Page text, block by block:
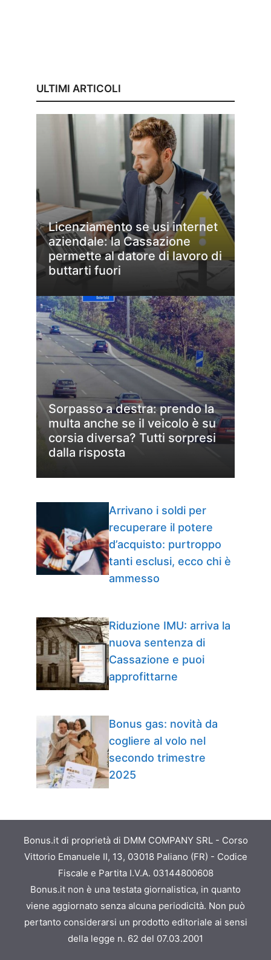
ULTIMI ARTICOLI
Licenziamento se usi internet
aziendale: la Cassazione
permette al datore di lavoro di
buttarti fuori
Sorpasso a destra: prendo la
multa anche se il veicolo è su
corsia diversa? Tutti sorpresi
dalla risposta
Arrivano i soldi per
recuperare il potere
d’acquisto: purtroppo
tanti esclusi, ecco chi è
ammesso
Riduzione IMU: arriva la
nuova sentenza di
Cassazione e puoi
approfittarne
Bonus gas: novità da
cogliere al volo nel
secondo trimestre
2025
Bonus.it di proprietà di DMM COMPANY SRL - Corso
Vittorio Emanuele II, 13, 03018 Paliano (FR) - Codice
Fiscale e Partita I.V.A. 03144800608
Bonus.it non è una testata giornalistica, in quanto
viene aggiornato senza alcuna periodicità. Non può
pertanto considerarsi un prodotto editoriale ai sensi
della legge n. 62 del 07.03.2001